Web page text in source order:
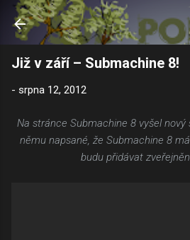
Přeskočit na hlavní
Již v září – Submachine 8!
- srpna 12, 2012
Na stránce Submachine 8 vyšel
němu napsané, že Submachine 8
budu přidávat